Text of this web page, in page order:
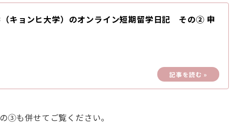
キョンヒ大学）のオンライン短期留学日記 その② 申
③も併せてご覧ください。